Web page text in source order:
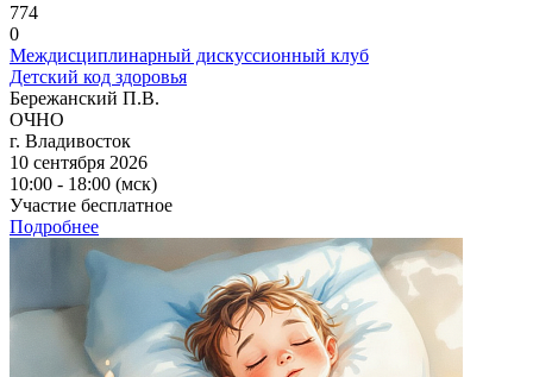
774
0
Междисциплинарный дискуссионный клуб
Детский код здоровья
Бережанский П.В.
ОЧНО
г. Владивосток
10 сентября 2026
10:00 - 18:00 (мск)
Участие бесплатное
Подробнее